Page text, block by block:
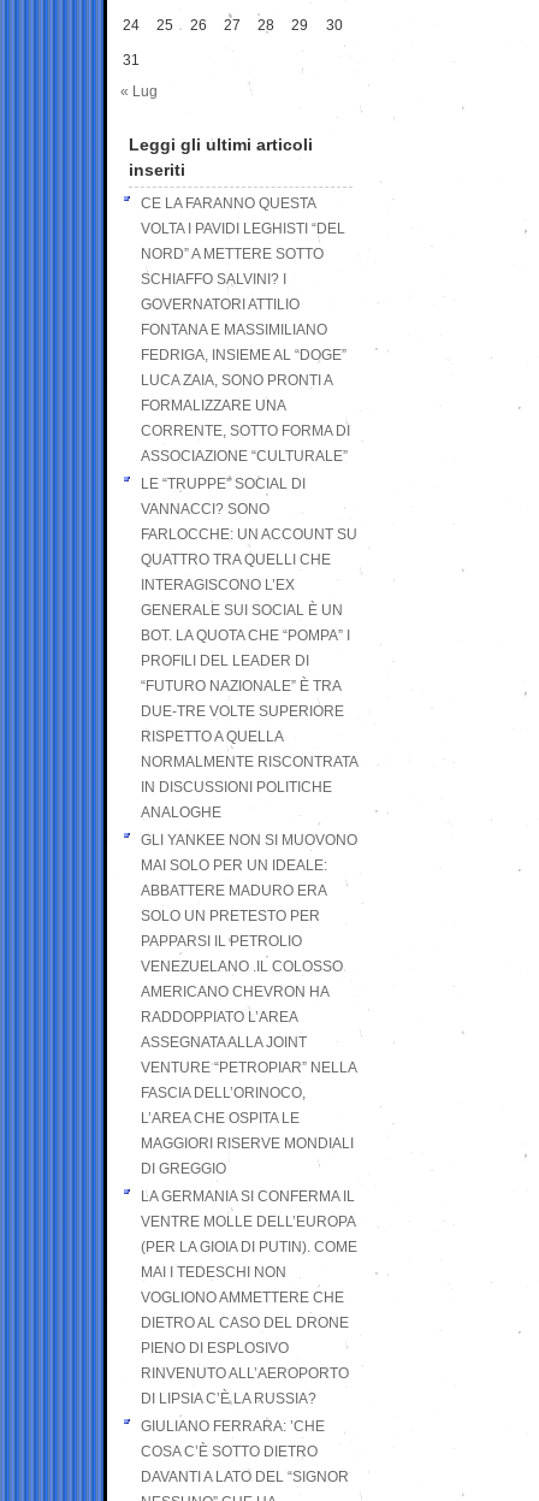
24 25 26 27 28 29 30
31
« Lug
Leggi gli ultimi articoli
inseriti
CE LA FARANNO QUESTA
VOLTA I PAVIDI LEGHISTI “DEL
NORD” A METTERE SOTTO
SCHIAFFO SALVINI? I
GOVERNATORI ATTILIO
FONTANA E MASSIMILIANO
FEDRIGA, INSIEME AL “DOGE”
LUCA ZAIA, SONO PRONTI A
FORMALIZZARE UNA
CORRENTE, SOTTO FORMA DI
ASSOCIAZIONE “CULTURALE”
LE “TRUPPE” SOCIAL DI
VANNACCI? SONO
FARLOCCHE: UN ACCOUNT SU
QUATTRO TRA QUELLI CHE
INTERAGISCONO L’EX
GENERALE SUI SOCIAL È UN
BOT. LA QUOTA CHE “POMPA” I
PROFILI DEL LEADER DI
“FUTURO NAZIONALE” È TRA
DUE-TRE VOLTE SUPERIORE
RISPETTO A QUELLA
NORMALMENTE RISCONTRATA
IN DISCUSSIONI POLITICHE
ANALOGHE
GLI YANKEE NON SI MUOVONO
MAI SOLO PER UN IDEALE:
ABBATTERE MADURO ERA
SOLO UN PRETESTO PER
PAPPARSI IL PETROLIO
VENEZUELANO .IL COLOSSO
AMERICANO CHEVRON HA
RADDOPPIATO L’AREA
ASSEGNATA ALLA JOINT
VENTURE “PETROPIAR” NELLA
FASCIA DELL’ORINOCO,
L’AREA CHE OSPITA LE
MAGGIORI RISERVE MONDIALI
DI GREGGIO
LA GERMANIA SI CONFERMA IL
VENTRE MOLLE DELL’EUROPA
(PER LA GIOIA DI PUTIN). COME
MAI I TEDESCHI NON
VOGLIONO AMMETTERE CHE
DIETRO AL CASO DEL DRONE
PIENO DI ESPLOSIVO
RINVENUTO ALL’AEROPORTO
DI LIPSIA C’È LA RUSSIA?
GIULIANO FERRARA: ’CHE
COSA C’È SOTTO DIETRO
DAVANTI A LATO DEL “SIGNOR